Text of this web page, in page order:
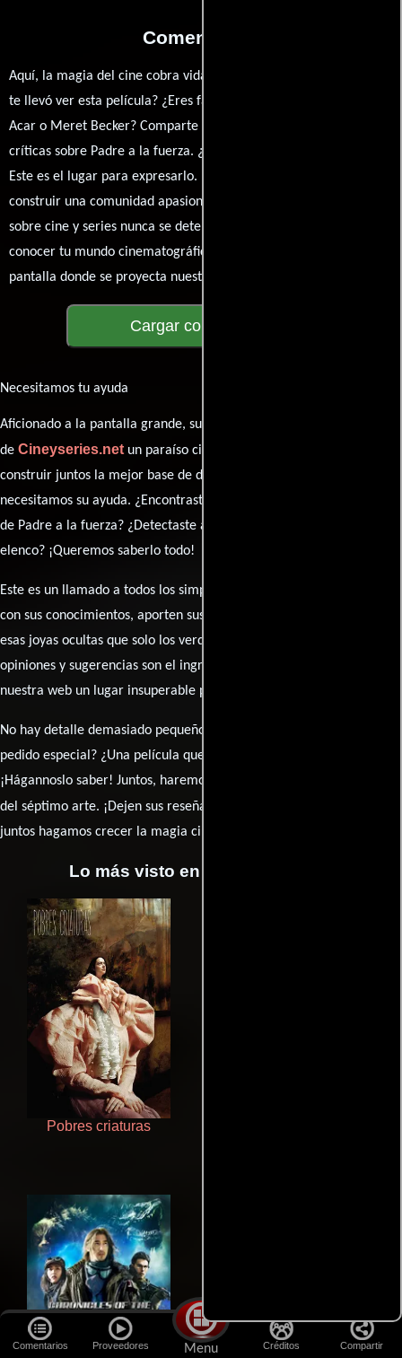
Comentarios Proveedores Menu Créditos Compartir
Comentarios
Aquí, la magia del cine cobra vida a través de tus opiniones. ¿Qué
te llevó ver esta película? ¿Eres fan de Til Schweiger, Numan
Acar o Meret Becker? Comparte tus pensamientos, emociones y
críticas sobre Padre a la fuerza. ¿Te hizo reír, llorar o reflexionar?
Este es el lugar para expresarlo. ¡No te guardes nada! Queremos
construir una comunidad apasionada donde la conversación
sobre cine y series nunca se detenga. Únete a la charla y déjanos
conocer tu mundo cinematográfico. ¡Los comentarios son la
pantalla donde se proyecta nuestra diversidad de opiniones!
Cargar comentarios
Necesitamos tu ayuda
Aficionado a la pantalla grande, su participación es clave para hacer
de Cineyseries.netun paraíso cinéfilo completo. Queremos
construir juntos la mejor base de datos cinematográfica, pero
necesitamos su ayuda. ¿Encontraste algún dato faltante en la ficha
de Padre a la fuerza? ¿Detectaste algún error en la sinopsis o el
elenco? ¡Queremos saberlo todo!
Este es un llamado a todos los simpatizantes del cine: contribuyan
con sus conocimientos, aporten sus descubrimientos y compartan
esas joyas ocultas que solo los verdaderos fanáticos conocen. Sus
opiniones y sugerencias son el ingrediente secreto que hará de
nuestra web un lugar insuperable para los amantes del celuloide.
No hay detalle demasiado pequeño ni opinión insignificante. ¿Algún
pedido especial? ¿Una película que sueñas con ver reseñada?
¡Hágannoslo saber! Juntos, haremos de esta comunidad el epicentro
del séptimo arte. ¡Dejen sus reseña en la
juntos hagamos crecer la magia cinematográfica!
Lo más visto en Cineyseries.net
Pobres criaturas